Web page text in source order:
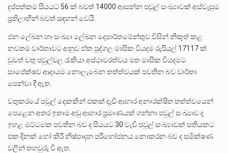
දුප්පත්කම සියයට 56 ක් බවත් 14000 ආසන්න පවුල් සංඛ්‍යාවක් අස්වැසුම
ප්‍රතිලාභීන් බවත් සඳහන් වෙයි.
ජන ලේඛන හා සංඛ්‍යා ලේඛන දෙපාර්තමේන්තුව විසින් නිකුත් කළ
නවතම වාර්තාවට අනුව ඒක පුද්ගල මාසික වියදම රුපියල් 17117 ක්
වුවත් වතු පවුල්වල රැකියා අස්ථාවරත්වය මත මාසික වියදමට
සාපේක්ෂව ආදායම නොලැබෙන තත්ත්වයක් පවතින බව වාර්තා
පෙන්වා දී ඇත.
වතුකරයේ පවුල් දෙකකින් එකක් දැඩි ආහාර අනාරක්ෂිත තත්ත්වයෙන්
පෙළෙන අතර ඉතාම අඩු ආහාර ප්‍රමාණයක් ගන්නා පවුල් සංඛ්‍යාව ද
ඉහළ මට්ටමක පවතින බව ද සියයට 30 වැඩි පවුල් සංඛ්‍යාවක් සතියකට
එක දිනක් හෝ කිරි නිෂ්පාදන පරිභෝජනය නොකරන බව ද සමීක්ෂණ
වලින් තහවුරු වී ඇත.